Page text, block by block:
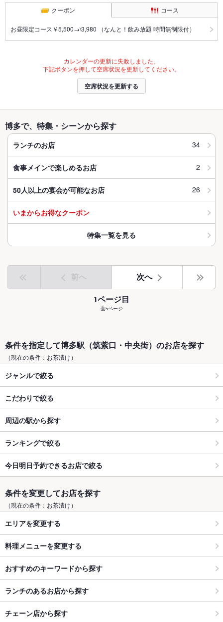
クーポン コース
お昼限定コース￥5,500→\3,980 （なんと！飲み放題 時間無制限付）
カレンダーの更新に失敗しました。
下記ボタンを押して空席状況を更新してください。
空席状況を更新する
博多で、特集・シーンから探す
ランチのお店 34
食事メインで楽しめるお店 2
50人以上の宴会が可能なお店 26
いまからお得なクーポン
特集一覧を見る
前へ 次へ
1ページ目
全5ページ
条件を指定して博多駅（筑紫口・中央街）のお店を探す
（現在の条件：お茶漬け）
ジャンルで絞る
こだわりで絞る
周辺の駅から探す
ランキングで絞る
今日明日予約できるお店で絞る
条件を変更してお店を探す
（現在の条件：お茶漬け）
エリアを変更する
料理メニューを変更する
おすすめのキーワードから探す
ランチのあるお店から探す
チェーン店から探す